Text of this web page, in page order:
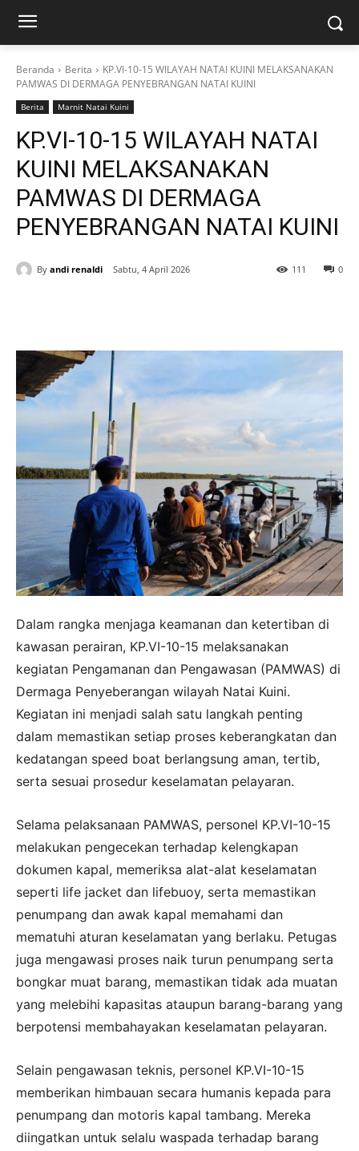
Beranda Berita
KP.VI-10-15 WILAYAH NATAI KUINI MELAKSANAKAN
PAMWAS DI DERMAGA PENYEBRANGAN NATAI KUINI
Berita Marnit Natai Kuini
KP.VI-10-15 WILAYAH NATAI
KUINI MELAKSANAKAN
PAMWAS DI DERMAGA
PENYEBRANGAN NATAI KUINI
By andi renaldi Sabtu, 4 April 2026 0
111
Dalam rangka menjaga keamanan dan ketertiban di
kawasan perairan, KP.VI-10-15 melaksanakan
kegiatan Pengamanan dan Pengawasan (PAMWAS) di
Dermaga Penyeberangan wilayah Natai Kuini.
Kegiatan ini menjadi salah satu langkah penting
dalam memastikan setiap proses keberangkatan dan
kedatangan speed boat berlangsung aman, tertib,
serta sesuai prosedur keselamatan pelayaran.
Selama pelaksanaan PAMWAS, personel KP.VI-10-15
melakukan pengecekan terhadap kelengkapan
dokumen kapal, memeriksa alat-alat keselamatan
seperti life jacket dan lifebuoy, serta memastikan
penumpang dan awak kapal memahami dan
mematuhi aturan keselamatan yang berlaku. Petugas
juga mengawasi proses naik turun penumpang serta
bongkar muat barang, memastikan tidak ada muatan
yang melebihi kapasitas ataupun barang-barang yang
berpotensi membahayakan keselamatan pelayaran.
Selain pengawasan teknis, personel KP.VI-10-15
memberikan himbauan secara humanis kepada para
penumpang dan motoris kapal tambang. Mereka
diingatkan untuk selalu waspada terhadap barang